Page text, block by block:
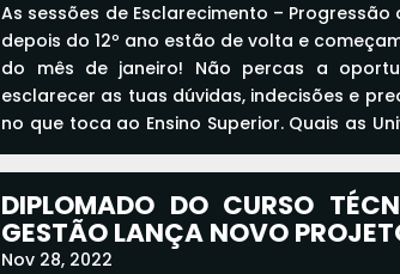
As sessões de Esclarecimento – Progressão
depois do 12º ano estão de volta e
do mês de janeiro! Não percas a
esclarecer as tuas dúvidas, indecisões e
no que toca ao Ensino Superior. Quais as
e...
read more
DIPLOMADO DO CURSO
GESTÃO LANÇA NOVO
Nov 28, 2022